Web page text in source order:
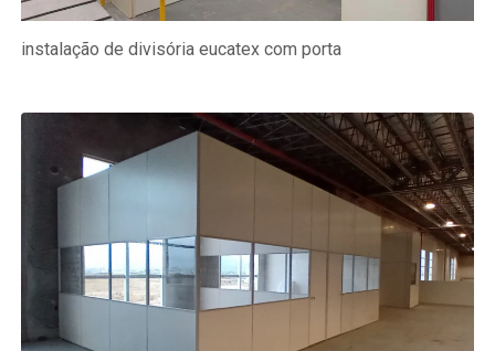
instalação de divisória eucatex com porta